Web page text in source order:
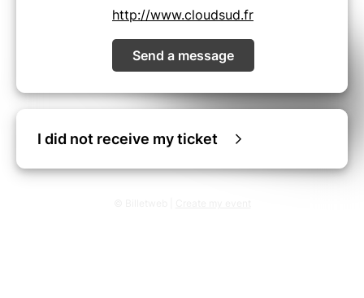
http://www.cloudsud.fr
Send a message
I did not receive my ticket